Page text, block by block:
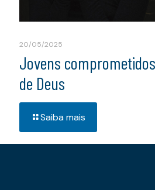
20/05/2025
Jovens
de Deus
Saiba mais